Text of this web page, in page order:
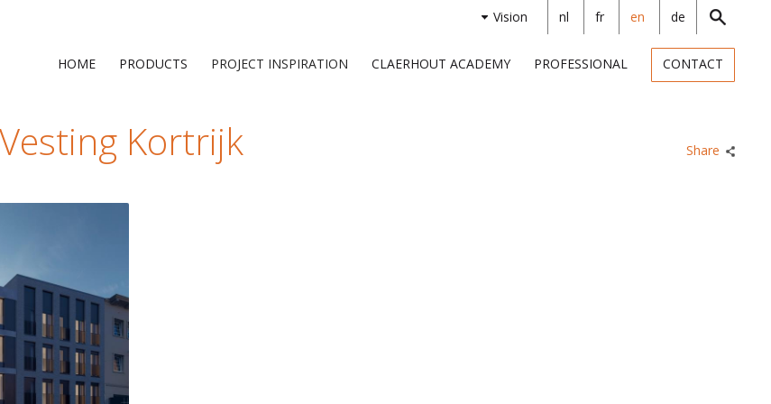
Vision nl fr en de
HOME PRODUCTS PROJECT INSPIRATION CLAERHOUT ACADEMY PROFESSIONAL CONTACT
Kortrijk Share